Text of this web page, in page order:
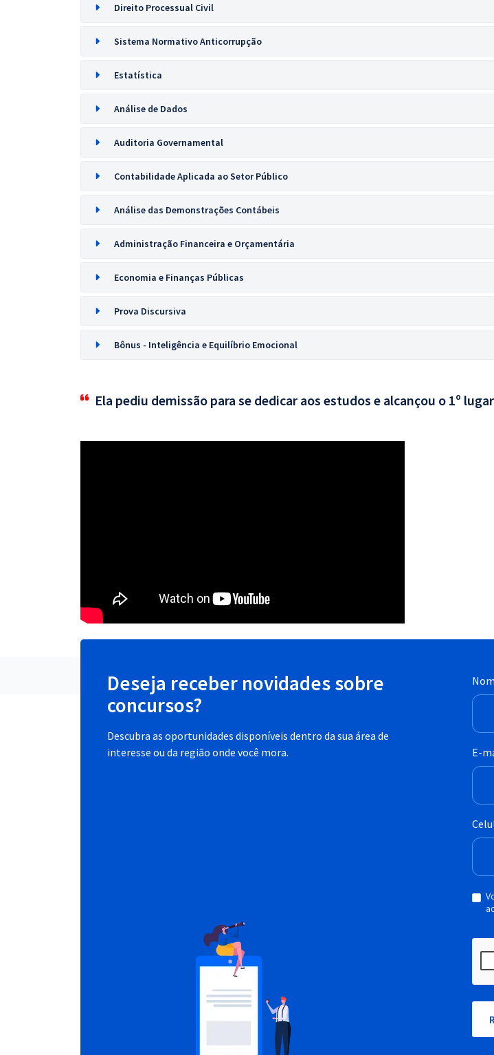
Direito Processual Civil
Sistema Normativo Anticorrupção
Estatística
Análise de Dados
Auditoria Governamental
Contabilidade Aplicada ao Setor Público
Análise das Demonstrações Contábeis
Administração Financeira e Orçamentária
Economia e Finanças Públicas
Prova Discursiva
Bônus - Inteligência e Equilíbrio Emocional
Ela pediu demissão para se dedicar aos estudos e alcançou o 1º
Deseja receber novidades sobre
concursos?
Descubra as oportunidades disponíveis dentro da sua área de
interesse ou da região onde você mora.
E-